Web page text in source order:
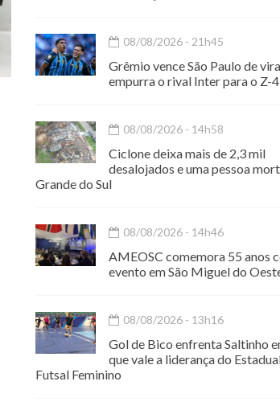
08/08/2026 - 21h45
Grêmio vence São Paulo de
empurra o rival Inter para o Z-4
08/08/2026 - 14h58
Ciclone deixa mais de 2,3 mil
desalojados e uma pessoa
Grande do Sul
08/08/2026 - 14h46
AMEOSC comemora 55 anos
evento em São Miguel do
08/08/2026 - 13h16
Gol de Bico enfrenta Saltinho
que vale a liderança do
Futsal Feminino